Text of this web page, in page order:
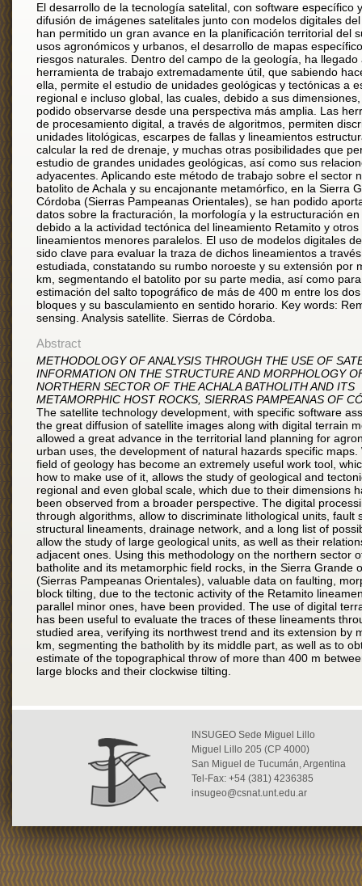
El desarrollo de la tecnología satelital, con software específico
difusión de imágenes satelitales junto con modelos digitales
han permitido un gran avance en la planificación territorial del
usos agronómicos y urbanos, el desarrollo de mapas
riesgos naturales. Dentro del campo de la geología, ha llegado
herramienta de trabajo extremadamente útil, que sabiendo
ella, permite el estudio de unidades geológicas y tectónicas a
regional e incluso global, las cuales, debido a sus
podido observarse desde una perspectiva más amplia. Las
de procesamiento digital, a través de algoritmos, permiten
unidades litológicas, escarpes de fallas y lineamientos
calcular la red de drenaje, y muchas otras posibilidades que
estudio de grandes unidades geológicas, así como sus
adyacentes. Aplicando este método de trabajo sobre el sector
batolito de Achala y su encajonante metamórfico, en la Sierra
Córdoba (Sierras Pampeanas Orientales), se han podido
datos sobre la fracturación, la morfología y la estructuración
debido a la actividad tectónica del lineamiento Retamito y otros
lineamientos menores paralelos. El uso de modelos digitales
sido clave para evaluar la traza de dichos lineamientos a
estudiada, constatando su rumbo noroeste y su extensión por
km, segmentando el batolito por su parte media, así como
estimación del salto topográfico de más de 400 m entre los
bloques y su basculamiento en sentido horario. Key words:
sensing. Analysis satellite. Sierras de Córdoba.
Abstract
METHODOLOGY OF ANALYSIS THROUGH THE USE OF
INFORMATION ON THE STRUCTURE AND MORPHOLOGY
NORTHERN SECTOR OF THE ACHALA BATHOLITH AND ITS
METAMORPHIC HOST ROCKS, SIERRAS PAMPEANAS OF
The satellite technology development, with specific software
the great diffusion of satellite images along with digital terrain
allowed a great advance in the territorial land planning for
urban uses, the development of natural hazards specific maps.
field of geology has become an extremely useful work tool,
how to make use of it, allows the study of geological and
regional and even global scale, which due to their dimensions
been observed from a broader perspective. The digital
through algorithms, allow to discriminate lithological units, fault
structural lineaments, drainage network, and a long list of
allow the study of large geological units, as well as their
adjacent ones. Using this methodology on the northern sector
batholite and its metamorphic field rocks, in the Sierra Grande
(Sierras Pampeanas Orientales), valuable data on faulting,
block tilting, due to the tectonic activity of the Retamito
parallel minor ones, have been provided. The use of digital
has been useful to evaluate the traces of these lineaments
studied area, verifying its northwest trend and its extension by
km, segmenting the batholith by its middle part, as well as to
estimate of the topographical throw of more than 400 m
large blocks and their clockwise tilting.
INSUGEO Sede Miguel Lillo
Miguel Lillo 205 (CP 4000)
San Miguel de Tucumán, Argentina
Tel-Fax: +54 (381) 4236385
insugeo@csnat.unt.edu.ar